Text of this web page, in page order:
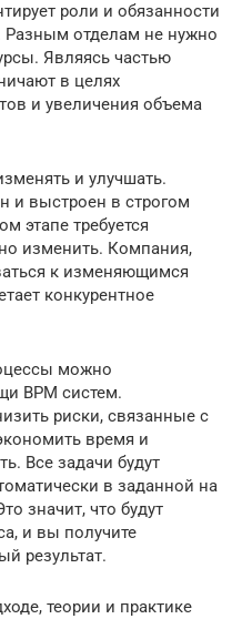
роли и обязанности
Разным отделам не нужно
Являясь частью
в целях
и увеличения объема
и улучшать.
и выстроен в строгом
этапе требуется
изменить. Компания,
к изменяющимся
конкурентное
можно
BPM систем.
риски, связанные с
время и
Все задачи будут
в заданной на
значит, что будут
и вы получите
результат.
теории и практике